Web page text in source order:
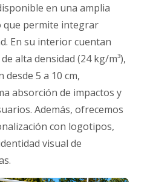
en una amplia
que permite integrar
En su interior cuentan
alta densidad (24 kg/m³),
desde 5 a 10 cm,
absorción de impactos y
Además, ofrecemos
con logotipos,
visual de